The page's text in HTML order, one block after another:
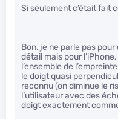
Si seulement c’était fait
Bon, je ne parle pas pour
détail mais pour
l’ensemble de
le doigt quasi
reconnu (on diminue le
l’utilisateur avec des
doigt exactement